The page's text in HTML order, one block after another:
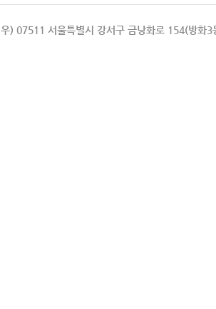
우) 07511 서울특별시 강서구 금낭화로 154(방화3